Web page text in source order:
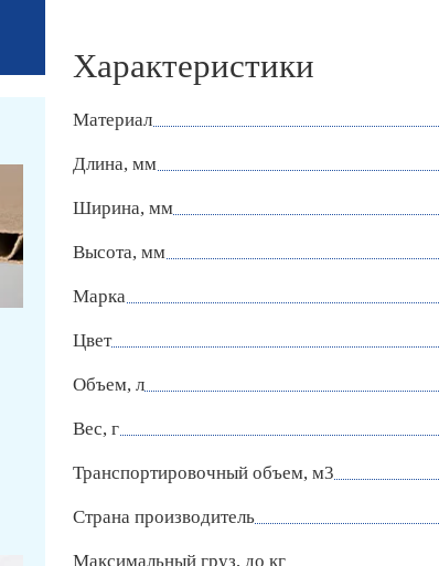
Характеристики
Материал
Длина, мм
Ширина, мм
Высота, мм
Марка
Цвет
Объем, л
Вес, г
Транспортировочный объем, м3
Страна производитель
Максимальный груз, до кг